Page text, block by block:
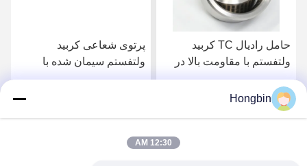
حامل رادیال TC کربید
ولتفستم با مقاومت بالا در
برابر خوردگی
پرتوی شعاعی کربید
ولتفستم سیمان شده با
مقاومت در برابر خوردگی بالا
Hongbin
12:30 AM